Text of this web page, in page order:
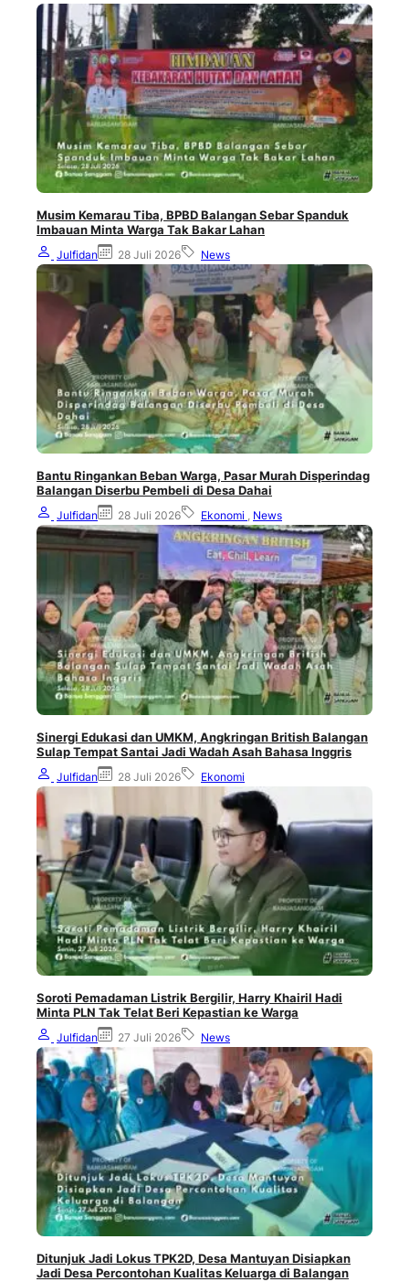
Musim Kemarau Tiba, BPBD Balangan Sebar Spanduk
Imbauan Minta Warga Tak Bakar Lahan
Julfidan 28 Juli 2026 News
Bantu Ringankan Beban Warga, Pasar Murah Disperindag
Balangan Diserbu Pembeli di Desa Dahai
Julfidan 28 Juli 2026 Ekonomi , News
Sinergi Edukasi dan UMKM, Angkringan British Balangan
Sulap Tempat Santai Jadi Wadah Asah Bahasa Inggris
Julfidan 28 Juli 2026 Ekonomi
Soroti Pemadaman Listrik Bergilir, Harry Khairil Hadi
Minta PLN Tak Telat Beri Kepastian ke Warga
Julfidan 27 Juli 2026 News
Ditunjuk Jadi Lokus TPK2D, Desa Mantuyan Disiapkan
Jadi Desa Percontohan Kualitas Keluarga di Balangan